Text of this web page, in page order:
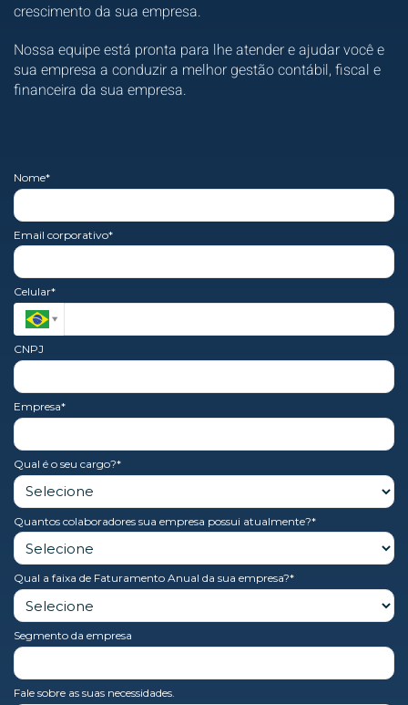
crescimento da sua empresa.
Nossa equipe está pronta para lhe atender e ajudar você e
sua empresa a conduzir a melhor gestão contábil, fiscal e
financeira da sua empresa.
Nome*
Email corporativo*
Celular*
CNPJ
Empresa*
Qual é o seu cargo?*
Quantos colaboradores sua empresa possui atualmente?*
Qual a faixa de Faturamento Anual da sua empresa?*
Segmento da empresa
Fale sobre as suas necessidades.